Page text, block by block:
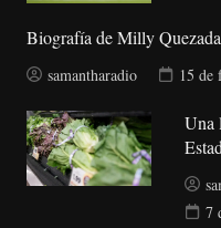
Biografía de Milly Quezada
samantharadio 15 de
Una
7